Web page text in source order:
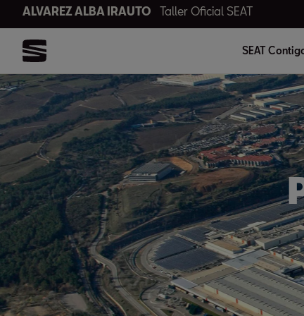
ALVAREZ ALBA IRAUTO Taller Oficial SEAT
SEAT